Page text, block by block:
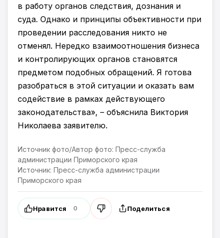
в работу органов следствия, дознания и
суда. Однако и принципы объективности при
проведении расследования никто не
отменял. Нередко взаимоотношения бизнеса
и контролирующих органов становятся
предметом подобных обращений. Я готова
разобраться в этой ситуации и оказать вам
содействие в рамках действующего
законодательства», – объяснила Виктория
Николаева заявителю.
Источник фото/Автор фото: Пресс-служба
администрации Приморского края
Источник: Пресс-служба администрации
Приморского края
Нравится 0 Поделиться